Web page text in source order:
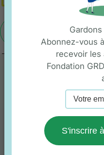
En savoir plus
Vous
soutenu
GRDF ?
Abonnez-vous
recevoir les
Fondation
S'inscrire